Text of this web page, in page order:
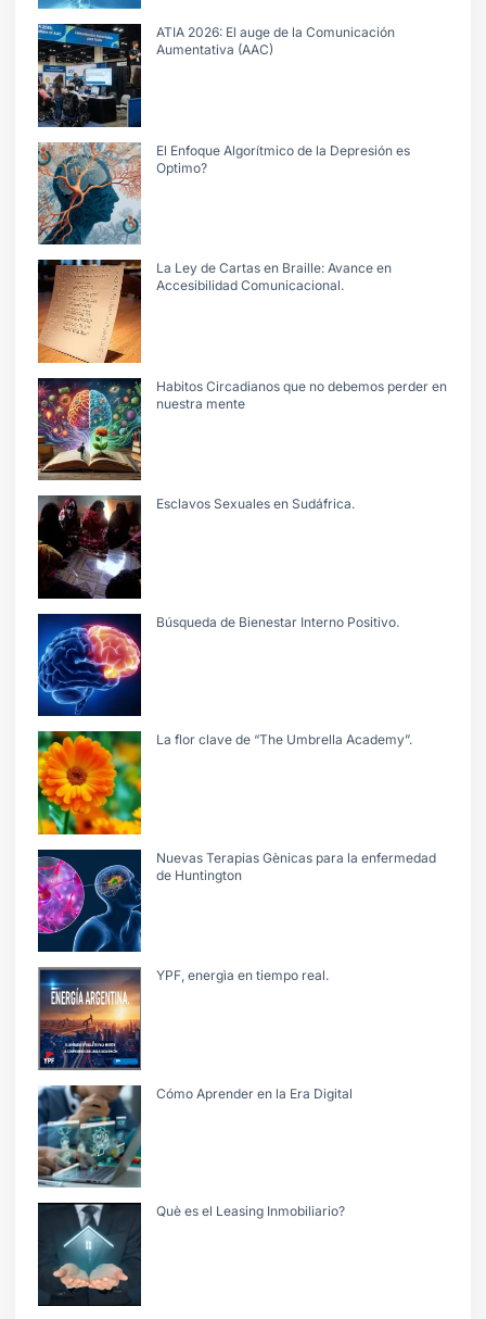
ATIA 2026: El auge de la Comunicación
Aumentativa (AAC)
El Enfoque Algorítmico de la Depresión es
Optimo?
La Ley de Cartas en Braille: Avance en
Accesibilidad Comunicacional.
Habitos Circadianos que no debemos perder en
nuestra mente
Esclavos Sexuales en Sudáfrica.
Búsqueda de Bienestar Interno Positivo.
La flor clave de “The Umbrella Academy”.
Nuevas Terapias Gènicas para la enfermedad
de Huntington
YPF, energìa en tiempo real.
Cómo Aprender en la Era Digital
Què es el Leasing Inmobiliario?